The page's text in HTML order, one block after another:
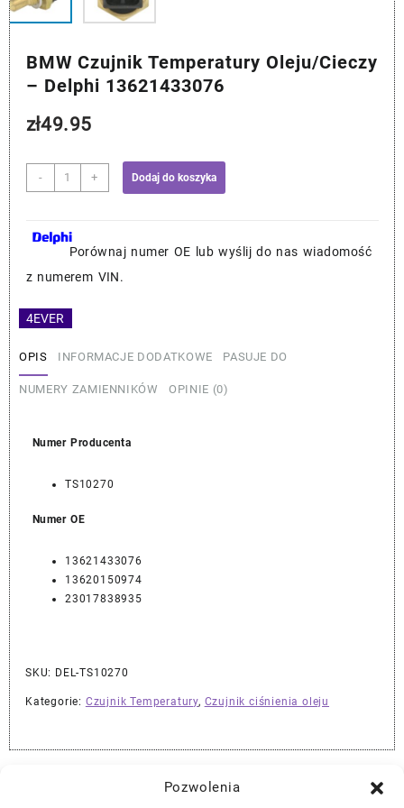
Pozwolenia
4EVER
BMW Czujnik Temperatury Oleju/Cieczy
– Delphi 13621433076
zł49.95
-
ilość
BMW
Temperatury
Oleju/Cieczy
+ Dodaj do koszyka
Porównaj numer OE lub wyślij do nas wiadomość
z numerem VIN.
OPIS INFORMACJE DODATKOWE PASUJE DO
NUMERY ZAMIENNIKÓW OPINIE (0)
Numer Producenta
TS10270
Numer OE
13621433076
13620150974
23017838935
SKU: DEL-TS10270
Kategorie: Czujnik Temperatury, Czujnik ciśnienia oleju
Najlepszej Jakości Części Samochodowe z Gwarancją Dożywotnią!*